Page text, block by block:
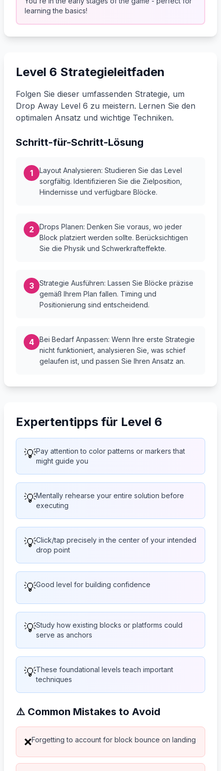
learning the basics!
Level 6 Strategieleitfaden
Folgen Sie dieser umfassenden Strategie, um
Drop Away Level 6 zu meistern. Lernen Sie den
optimalen Ansatz und wichtige Techniken.
Schritt-für-Schritt-Lösung
1
Layout Analysieren: Studieren Sie das Level
sorgfältig. Identifizieren Sie die Zielposition,
Hindernisse und verfügbare Blöcke.
2
Drops Planen: Denken Sie voraus, wo jeder
Block platziert werden sollte. Berücksichtigen
Sie die Physik und Schwerkrafteffekte.
3
Strategie Ausführen: Lassen Sie Blöcke präzise
gemäß Ihrem Plan fallen. Timing und
Positionierung sind entscheidend.
4
Bei Bedarf Anpassen: Wenn Ihre erste Strategie
nicht funktioniert, analysieren Sie, was schief
gelaufen ist, und passen Sie Ihren Ansatz an.
Expertentipps für Level 6
💡Pay attention to color patterns or markers that
might guide you
💡Mentally rehearse your entire solution before
executing
💡Click/tap precisely in the center of your intended
drop point
💡Good level for building confidence
💡Study how existing blocks or platforms could
serve as anchors
💡These foundational levels teach important
techniques
⚠️ Common Mistakes to Avoid
❌Forgetting to account for block bounce on landing